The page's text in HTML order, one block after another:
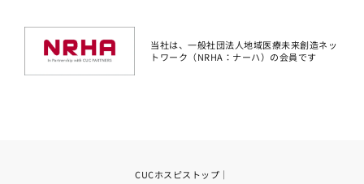
当社は、一般社団法人地域医療未来創造ネッ
トワーク（NRHA：ナーハ）の会員です
CUCホスピストップ ｜